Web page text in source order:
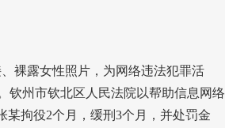
裸露女性照片，为网络违法犯罪活
钦州市钦北区人民法院以帮助信息网络
某拘役2个月，缓刑3个月，并处罚金